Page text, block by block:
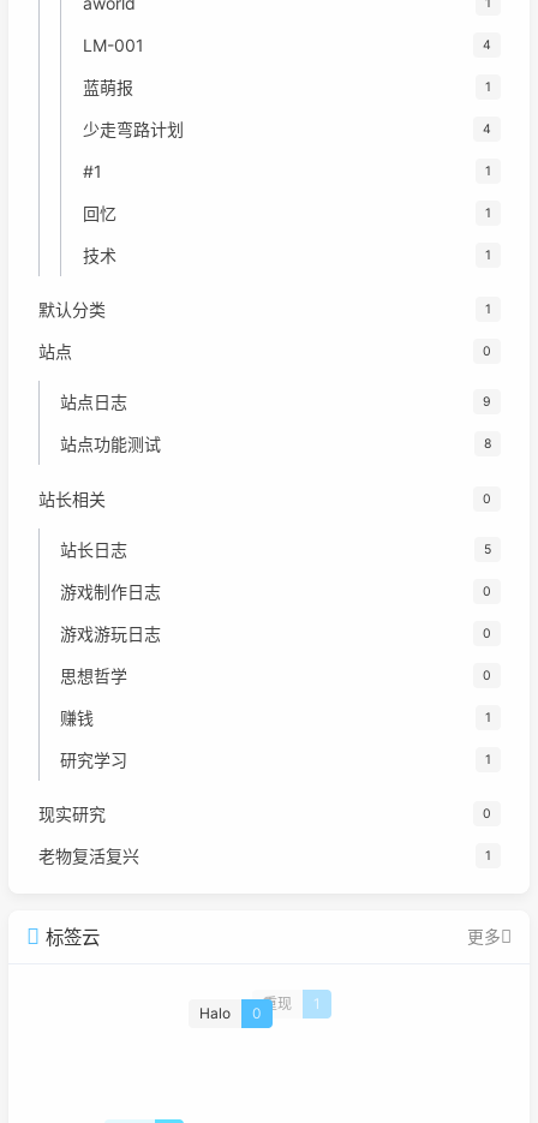
LM-001 4
蓝萌报 1
少走弯路计划 4
#1 1
回忆 1
技术 1
默认分类 1
站点 0
站点日志 9
站点功能测试 8
站长相关 0
站长日志 5
游戏制作日志 0
游戏游玩日志 0
思想哲学 0
赚钱 1
研究学习 1
现实研究 0
老物复活复兴 1
标签云 更多
Halo 0重现 1